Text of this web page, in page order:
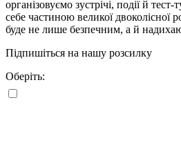
організовуємо зустрічі, події й
себе частиною великої
буде не лише безпечним, а й
Підпишіться на нашу розсилку
Оберіть: